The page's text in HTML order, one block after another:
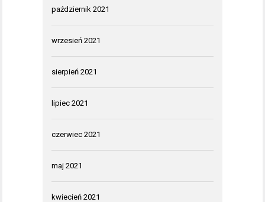
październik 2021
wrzesień 2021
sierpień 2021
lipiec 2021
czerwiec 2021
maj 2021
kwiecień 2021